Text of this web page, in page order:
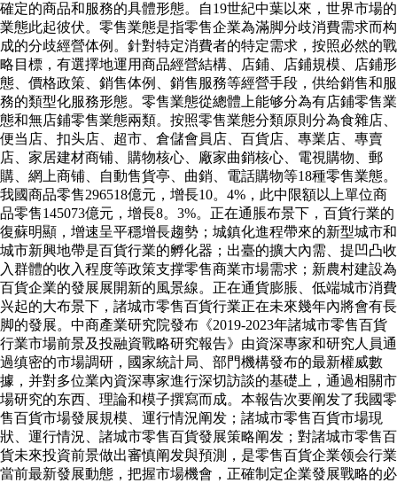
確定的商品和服務的具體形態。自19世紀中葉以來，世界市場的
業態此起彼伏。零售業態是指零售企業為滿脚分歧消費需求而构
成的分歧經營体例。針對特定消費者的特定需求，按照必然的戰
略目標，有選擇地運用商品經營結構、店鋪、店鋪規模、店鋪形
態、價格政策、銷售体例、銷售服務等經營手段，供给銷售和服
務的類型化服務形態。零售業態從總體上能够分為有店鋪零售業
態和無店鋪零售業態兩類。按照零售業態分類原則分為食雜店、
便当店、扣头店、超市、倉儲會員店、百貨店、專業店、專賣
店、家居建材商铺、購物核心、廠家曲銷核心、電視購物、郵
購、網上商铺、自動售貨亭、曲銷、電話購物等18種零售業態。
我國商品零售296518億元，增長10。4%，此中限額以上單位商
品零售145073億元，增長8。3%。正在通脹布景下，百貨行業的
復蘇明顯，增速呈平穩增長趨勢；城鎮化進程帶來的新型城市和
城市新興地帶是百貨行業的孵化器；出臺的擴大內需、提凹凸收
入群體的收入程度等政策支撑零售商業市場需求；新農村建設為
百貨企業的發展展開新的風景線。正在通貨膨脹、低端城市消費
兴起的大布景下，諸城市零售百貨行業正在未來幾年內將會有長
脚的發展。中商產業研究院發布《2019-2023年諸城市零售百貨
行業市場前景及投融資戰略研究報告》由資深專家和研究人員通
過缜密的市場調研，國家統計局、部門機構發布的最新權威數
據，并對多位業內資深專家進行深切訪談的基礎上，通過相關市
場研究的东西、理論和模子撰寫而成。本報告次要阐发了我國零
售百貨市場發展規模、運行情況阐发；諸城市零售百貨市場現
狀、運行情況、諸城市零售百貨發展策略阐发；對諸城市零售百
貨未來投資前景做出審慎阐发與預測，是零售百貨企業领会行業
當前最新發展動態，把握市場機會，正確制定企業發展戰略的必